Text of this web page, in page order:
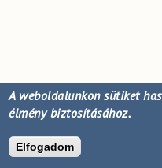
A weboldalunkon sütiket
élmény biztosításához.
Elfogadom